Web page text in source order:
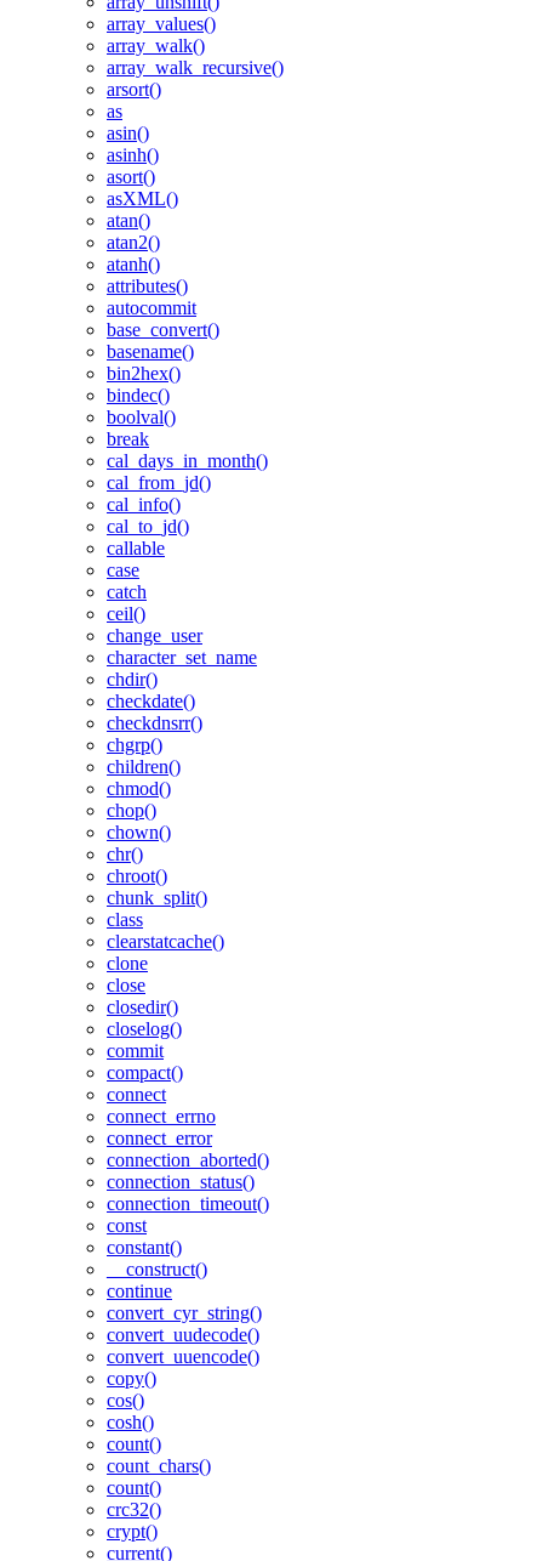
array_values()
array_walk()
array_walk_recursive()
arsort()
as
asin()
asinh()
asort()
asXML()
atan()
atan2()
atanh()
attributes()
autocommit
base_convert()
basename()
bin2hex()
bindec()
boolval()
break
cal_days_in_month()
cal_from_jd()
cal_info()
cal_to_jd()
callable
case
catch
ceil()
change_user
character_set_name
chdir()
checkdate()
checkdnsrr()
chgrp()
children()
chmod()
chop()
chown()
chr()
chroot()
chunk_split()
class
clearstatcache()
clone
close
closedir()
closelog()
commit
compact()
connect
connect_errno
connect_error
connection_aborted()
connection_status()
connection_timeout()
const
constant()
__construct()
continue
convert_cyr_string()
convert_uudecode()
convert_uuencode()
copy()
cos()
cosh()
count()
count_chars()
count()
crc32()
crypt()
current()